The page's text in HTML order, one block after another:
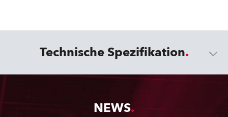
Technische Spezifikation
NEWS